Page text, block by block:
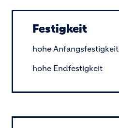
Festigkeit
hohe Anfangsfestigkeit
hohe Endfestigkeit